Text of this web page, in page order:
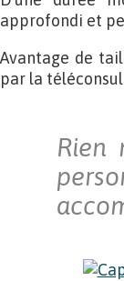
approfondi et
Avantage de
par la
Rien